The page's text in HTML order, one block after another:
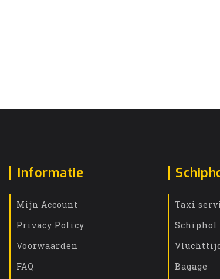
Informatie
Mijn Account
Privacy Policy
Voorwaarden
FAQ
Taxi
Schiphol
Bagage